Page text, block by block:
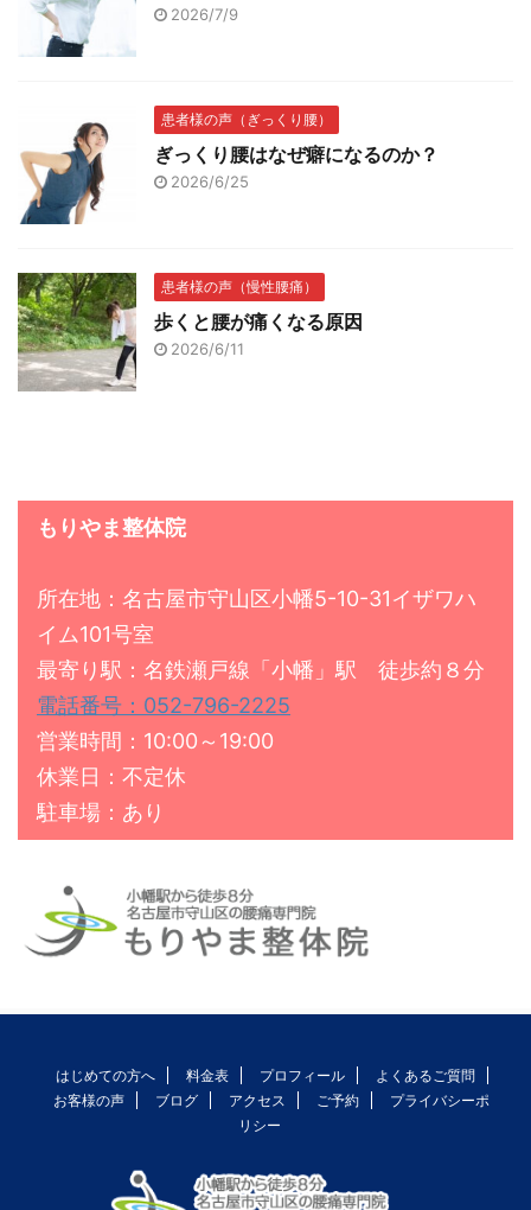
2026/7/9
患者様の声（ぎっくり腰）
ぎっくり腰はなぜ癖になるのか？
2026/6/25
患者様の声（慢性腰痛）
歩くと腰が痛くなる原因
2026/6/11
もりやま整体院
所在地：名古屋市守山区小幡5-10-31イザワハ
イム101号室
最寄り駅：名鉄瀬戸線「小幡」駅 徒歩約８分
電話番号：052-796-2225
営業時間：10:00～19:00
休業日：不定休
駐車場：あり
はじめての方へ 料金表 プロフィール
よくあるご質問
お客様の声
ブログ アクセス ご予約
プライバシーポ
リシー